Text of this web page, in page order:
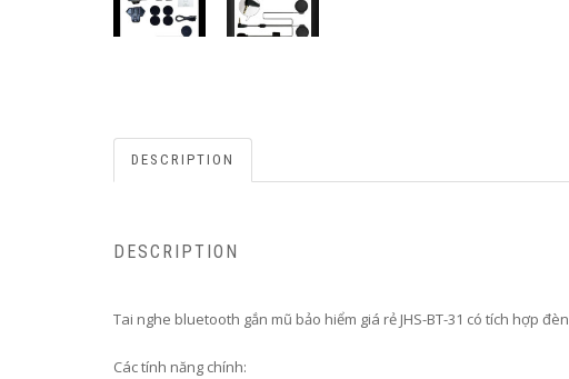
DESCRIPTION
DESCRIPTION
Tai nghe bluetooth gắn mũ bảo hiểm giá rẻ JHS-BT-31 có tích hợp
Các tính năng chính: